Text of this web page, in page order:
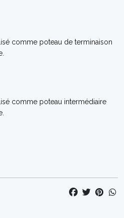
comme poteau de terminaison
comme poteau intermédiaire